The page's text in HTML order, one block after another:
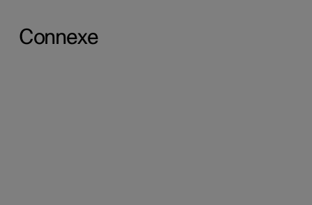
Connexe